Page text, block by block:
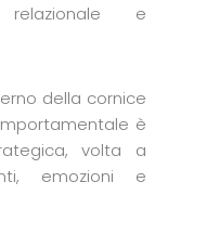
relazionale e
della cornice
è
volta a
emozioni e